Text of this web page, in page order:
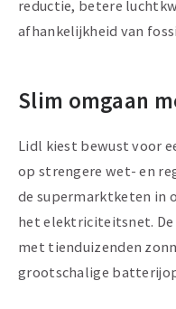
reductie, betere
afhankelijkheid van
Slim omgaan
Lidl kiest bewust voor
op strengere wet- en
de supermarktketen in
het elektriciteitsnet.
met tienduizenden
grootschalige